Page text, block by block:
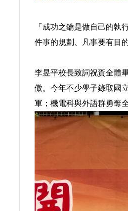
「成功之鑰是做自己的
件事的規劃、凡事要有目
李昱平校長致詞祝賀全體
傲。今年不少學子錄取國
軍；機電科與外語群勇奪